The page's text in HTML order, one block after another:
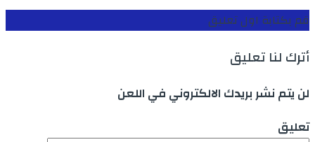
قم بكتابة اول تعليق
أترك لنا تعليق
لن يتم نشر بريدك الالكتروني في اللعن
تعليق